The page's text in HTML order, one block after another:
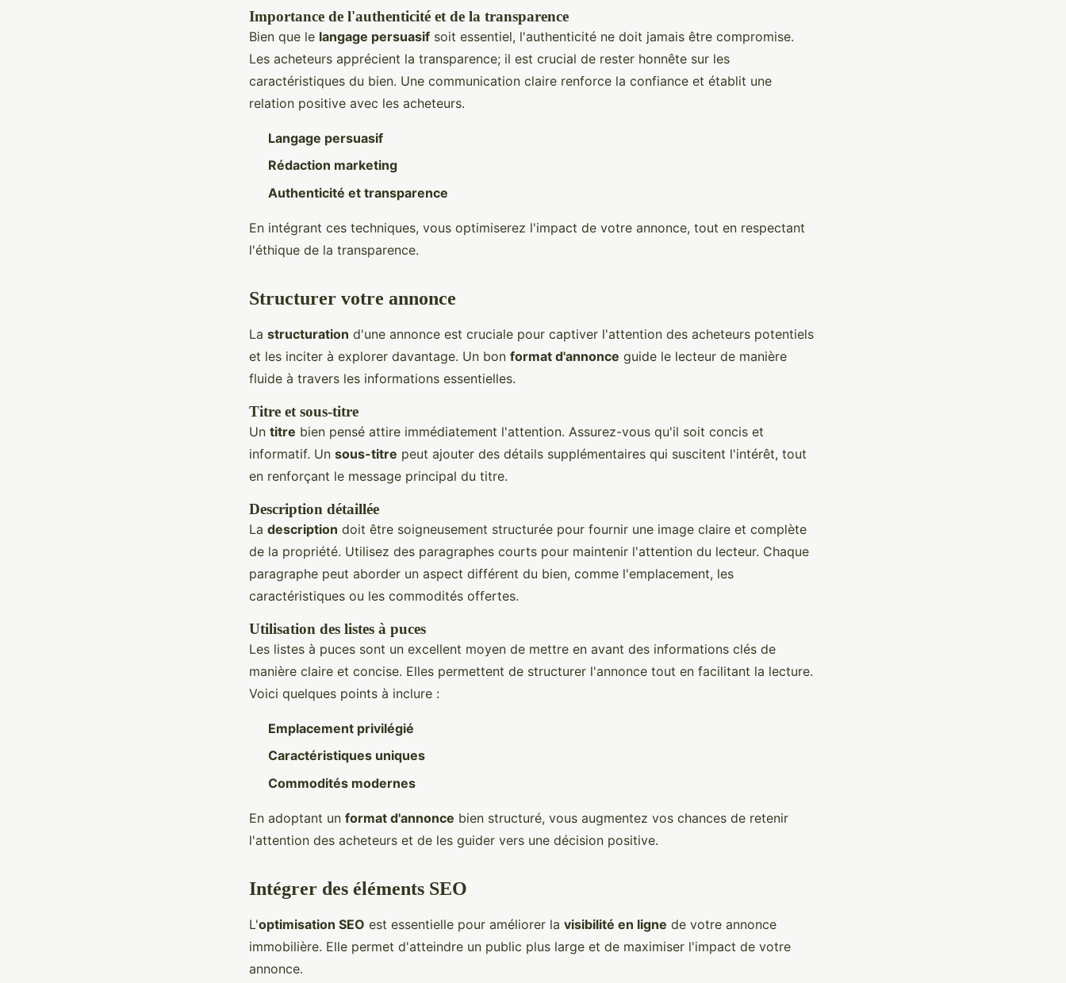
Importance de l'authenticité et de la transparence
Bien que le langage persuasif soit essentiel, l'authenticité ne doit jamais être compromise.
Les acheteurs apprécient la transparence; il est crucial de rester honnête sur les
caractéristiques du bien. Une communication claire renforce la confiance et établit une
relation positive avec les acheteurs.
Langage persuasif
Rédaction marketing
Authenticité et transparence
En intégrant ces techniques, vous optimiserez l'impact de votre annonce, tout en respectant
l'éthique de la transparence.
Structurer votre annonce
La structuration d'une annonce est cruciale pour captiver l'attention des acheteurs potentiels
et les inciter à explorer davantage. Un bon format d'annonce guide le lecteur de manière
fluide à travers les informations essentielles.
Titre et sous-titre
Un titre bien pensé attire immédiatement l'attention. Assurez-vous qu'il soit concis et
informatif. Un sous-titre peut ajouter des détails supplémentaires qui suscitent l'intérêt, tout
en renforçant le message principal du titre.
Description détaillée
La description doit être soigneusement structurée pour fournir une image claire et complète
de la propriété. Utilisez des paragraphes courts pour maintenir l'attention du lecteur. Chaque
paragraphe peut aborder un aspect différent du bien, comme l'emplacement, les
caractéristiques ou les commodités offertes.
Utilisation des listes à puces
Les listes à puces sont un excellent moyen de mettre en avant des informations clés de
manière claire et concise. Elles permettent de structurer l'annonce tout en facilitant la lecture.
Voici quelques points à inclure :
Emplacement privilégié
Caractéristiques uniques
Commodités modernes
En adoptant un format d'annonce bien structuré, vous augmentez vos chances de retenir
l'attention des acheteurs et de les guider vers une décision positive.
Intégrer des éléments SEO
L'optimisation SEO est essentielle pour améliorer la visibilité en ligne de votre annonce
immobilière. Elle permet d'atteindre un public plus large et de maximiser l'impact de votre
annonce.